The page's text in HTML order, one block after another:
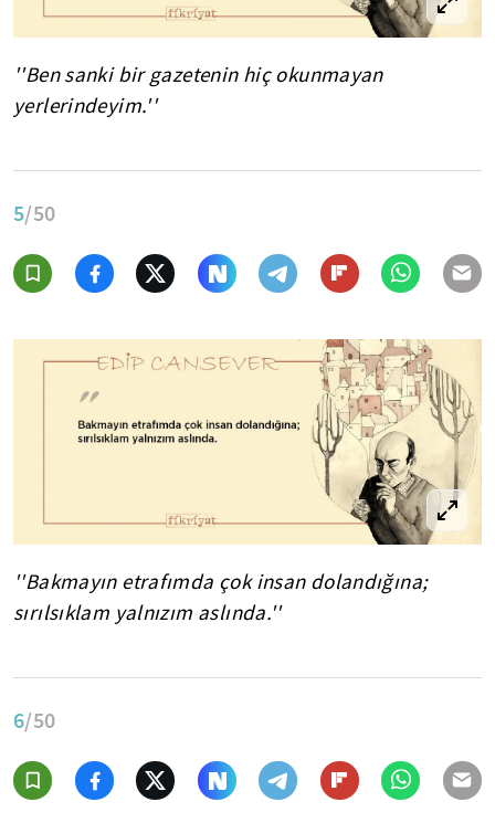
''Ben sanki bir gazetenin hiç okunmayan
yerlerindeyim.''
5/50
''Bakmayın etrafımda çok insan dolandığına;
sırılsıklam yalnızım aslında.''
6/50